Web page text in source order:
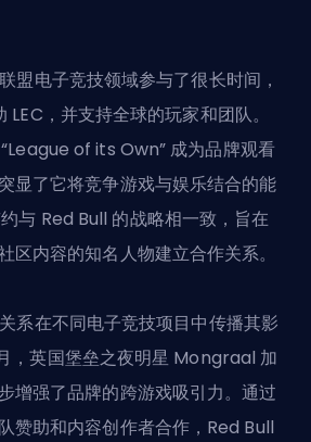
盟电子竞技领域参与了很长时间，
LEC，并支持全球的玩家和团队。
of its Own” 成为品牌观看
显了它将竞争游戏与娱乐结合的能
与 Red Bull 的战略相一致，旨在
区内容的知名人物建立合作关系。
系在不同电子竞技项目中传播其影
，英国堡垒之夜明星 Mongraal 加
增强了品牌的跨游戏吸引力。通过
赞助和内容创作者合作，Red Bull